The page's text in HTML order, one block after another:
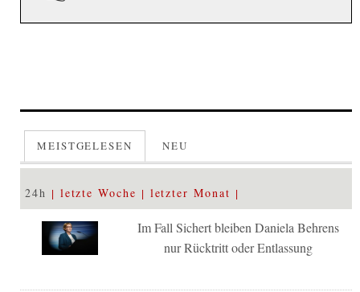
MEISTGELESEN NEU
24h letzte Woche letzter Monat
Im Fall Sichert bleiben Daniela Behrens
nur Rücktritt oder Entlassung